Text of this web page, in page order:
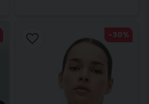
-30%